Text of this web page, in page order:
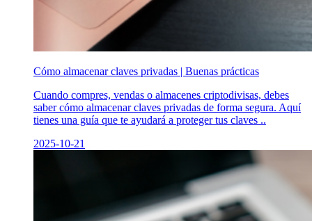
Cómo almacenar claves privadas | Buenas prácticas
Cuando compres, vendas o almacenes criptodivisas, debes
saber cómo almacenar claves privadas de forma segura. Aquí
tienes una guía que te ayudará a proteger tus claves ..
2025-10-21